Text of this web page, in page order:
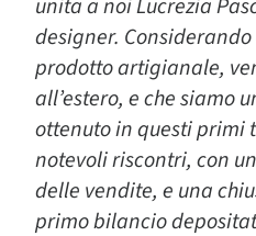
unita a noi Lucrezia
designer.
prodotto artigianale,
all’estero, e che siamo
ottenuto in questi primi
notevoli riscontri, con
delle vendite, e una
primo bilancio